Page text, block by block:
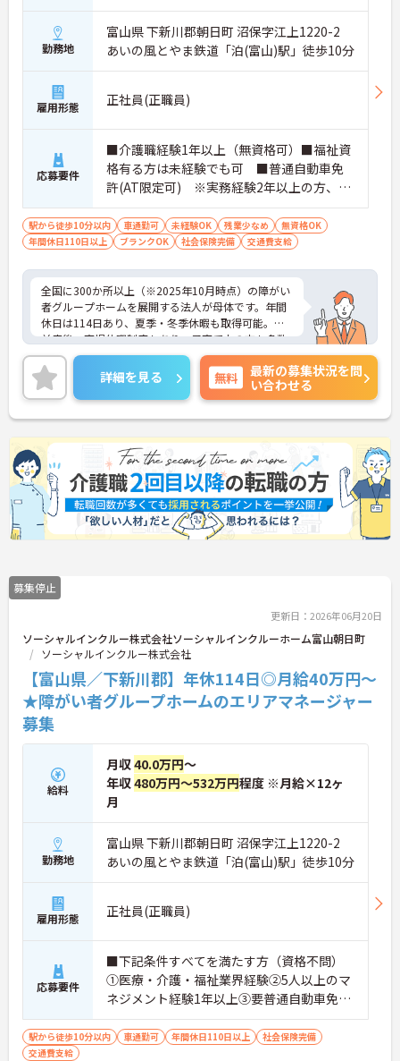
勤務地
富山県 下新川郡朝日町 沼保字江上1220-2
あいの風とやま鉄道「泊(富山)駅」徒歩10分
雇用形態 正社員(正職員)
応募要件
■介護職経験1年以上（無資格可）■福祉資
格有る方は未経験でも可 ■普通自動車免
許(AT限定可) ※実務経験2年以上の方、障
がい者福祉に関する経験をお持ちの方大歓
迎
駅から徒歩10分以内 車通勤可 未経験OK 残業少なめ
無資格OK
年間休日110日以上
ブランクOK 社会保険完備 交通費支給
全国に300か所以上（※2025年10月時点）の障がい
者グループホームを展開する法人が母体です。年間
休日は114日あり、夏季・冬季休暇も取得可能。産
前産後・育児休暇制度もあり、子育て中の方も多数
活躍中で、ワークライフバランスを大切にしながら
働ける環境が整っています。研修制度や外部勉強会
の受講支援もあり、スキルアップもしっかりサポー
ト。将来的には管理者やエリアマネージャーへのキ
ャリアアップも目指せます。20代から60代まで幅広
い年代のスタッフが活躍しており、和やかな雰囲気
の職場です。介護経験を活かしたい方、福祉の資格
をお持ちの方、安定した法人でキャリアを築きたい
方におすすめです。
★おすすめPOINT★
・生活支援員からスタートし、サービス管理責任者
るためポストも豊富にあり、専門性を高めながらマ
ネジメント職への挑戦も視野に入れていただけま
業環境に加え、産前産後休暇や育児休暇制度がしっ
かりと整備されています。オンとオフの切り替えを
明確にし、心身ともに充実した状態で長くご活躍い
ただけます。
・グループホーム一棟あたりの入居者様20名定員を
常時2～4名のスタッフで支援、国基準を上回る人員
配置や夜間複数名体制が敷かれているため、業務に
追われることなくご利用者様のペースに合わせたサ
ポートが可能です。施設も専用設計で働きやすく、
ご自身の理想とする福祉を実践できる環境が整って
詳細を見る 無料
最新の募集状況を問
い合わせる
募集停止
更新日：2026年06月20日
ソーシャルインクルー株式会社ソーシャルインクルーホーム富山朝日町
ソーシャルインクルー株式会社
【富山県／下新川郡】年休114日◎月給40万円～
★障がい者グループホームのエリアマネージャー
募集
給料
月収40.0万円～
年収480万円～532万円程度 ※月給×12ヶ
月
勤務地
富山県 下新川郡朝日町 沼保字江上1220-2
あいの風とやま鉄道「泊(富山)駅」徒歩10分
雇用形態 正社員(正職員)
応募要件
■下記条件すべてを満たす方（資格不問）
①医療・介護・福祉業界経験②5人以上のマ
ネジメント経験1年以上③要普通自動車免許
（AT限定可）※介護業界に関する有資格者
（介護職員初任者研修、介護福祉士な
駅から徒歩10分以内 車通勤可 年間休日110日以上
社会保険完備
交通費支給